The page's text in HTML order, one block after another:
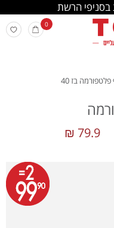
הרשת
0
בז 40
79.9 ₪